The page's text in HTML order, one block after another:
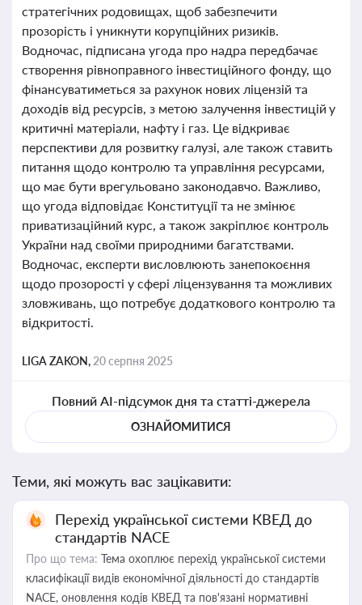
стратегічних родовищах, щоб забезпечити
прозорість і уникнути корупційних ризиків.
Водночас, підписана угода про надра передбачає
створення рівноправного інвестиційного фонду, що
фінансуватиметься за рахунок нових ліцензій та
доходів від ресурсів, з метою залучення інвестицій у
критичні матеріали, нафту і газ. Це відкриває
перспективи для розвитку галузі, але також ставить
питання щодо контролю та управління ресурсами,
що має бути врегульовано законодавчо. Важливо,
що угода відповідає Конституції та не змінює
приватизаційний курс, а також закріплює контроль
України над своїми природними багатствами.
Водночас, експерти висловлюють занепокоєння
щодо прозорості у сфері ліцензування та можливих
зловживань, що потребує додаткового контролю та
відкритості.
LIGA ZAKON, 20 серпня 2025
Повний AI-підсумок дня та статті-джерела
ОЗНАЙОМИТИСЯ
Теми, які можуть вас зацікавити:
Перехід української системи КВЕД до
стандартів NACE
Про що тема: Тема охоплює перехід української системи
класифікації видів економічної діяльності до стандартів
NACE, оновлення кодів КВЕД та пов'язані нормативні